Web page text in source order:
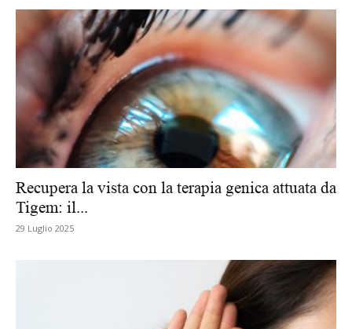
Recupera la vista con la terapia genica attuata da
Tigem: il...
29 Luglio 2025